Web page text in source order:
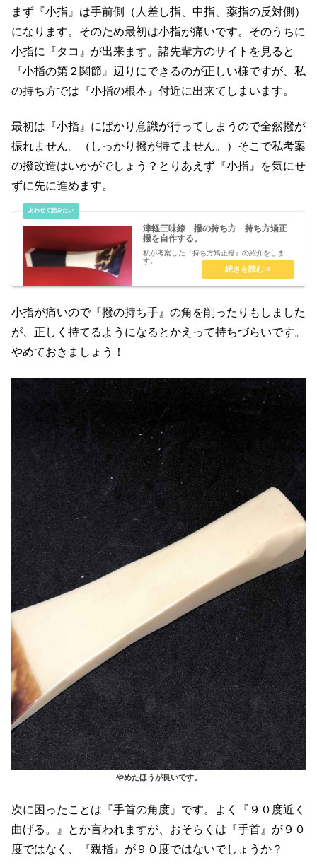
まず『小指』は手前側（人差し指、中指、薬指の反対側）
になります。そのため最初は小指が痛いです。そのうちに
小指に『タコ』が出来ます。諸先輩方のサイトを見ると
『小指の第２関節』辺りにできるのが正しい様ですが、私
の持ち方では『小指の根本』付近に出来てしまいます。
最初は『小指』にばかり意識が行ってしまうので全然撥が
振れません。（しっかり撥が持てません。）そこで私考案
の撥改造はいかがでしょう？とりあえず『小指』を気にせ
ずに先に進めます。
津軽三味線 撥の持ち方 持ち方矯正
撥を自作する。
私が考案した『持ち方矯正撥』の紹介をしま
す。
小指が痛いので『撥の持ち手』の角を削ったりもしました
が、正しく持てるようになるとかえって持ちづらいです。
やめておきましょう！
やめたほうが良いです。
次に困ったことは『手首の角度』です。よく『９０度近く
曲げる。』とか言われますが、おそらくは『手首』が９０
度ではなく、『親指』が９０度ではないでしょうか？